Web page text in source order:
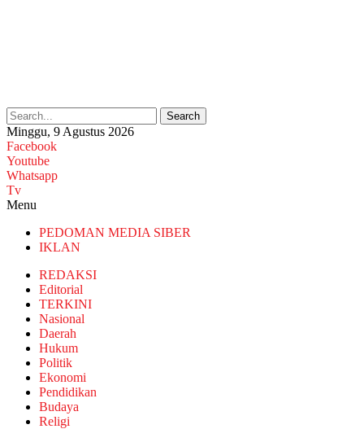
Search
Minggu, 9 Agustus 2026
Facebook
Youtube
Whatsapp
Tv
Menu
PEDOMAN MEDIA SIBER
IKLAN
REDAKSI
Editorial
TERKINI
Nasional
Daerah
Hukum
Politik
Ekonomi
Pendidikan
Budaya
Religi